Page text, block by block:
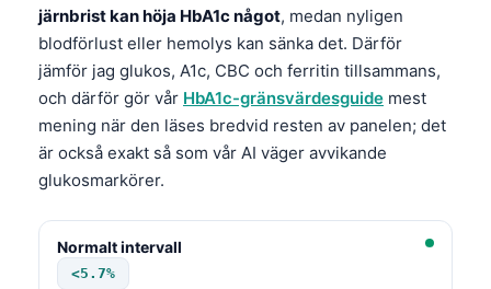
järnbrist kan höja HbA1c något, medan nyligen
blodförlust eller hemolys kan sänka det. Därför
jämför jag glukos, A1c, CBC och ferritin tillsammans,
och därför gör vår HbA1c-gränsvärdesguide mest
mening när den läses bredvid resten av panelen; det
är också exakt så som vår AI väger avvikande
glukosmarkörer.
Normalt intervall
<5.7%